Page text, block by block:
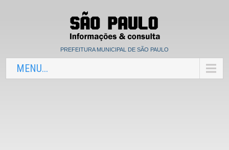
PREFEITURA MUNICIPAL DE SÃO PAULO
MENU...